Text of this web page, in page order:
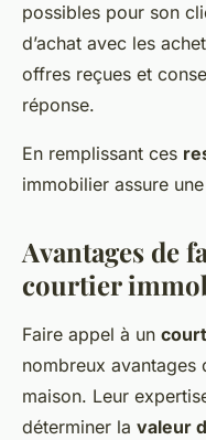
possibles pour son
d’achat avec les
offres reçues et
réponse.
En remplissant ces
immobilier assure
Avantages de
courtier
Faire appel à un
nombreux avantages
maison. Leur
déterminer la valeur